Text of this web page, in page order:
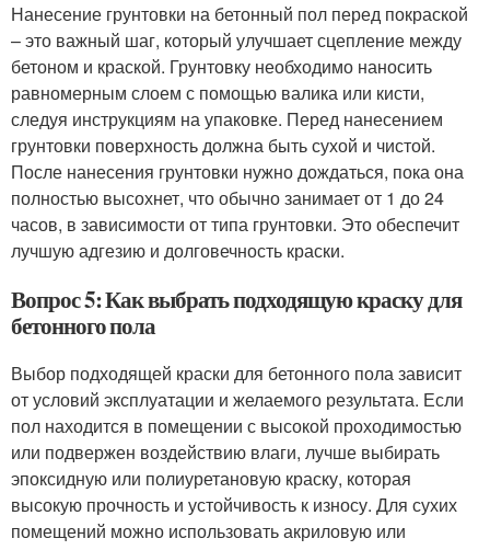
Нанесение грунтовки на бетонный пол перед покраской
– это важный шаг, который улучшает сцепление между
бетоном и краской. Грунтовку необходимо наносить
равномерным слоем с помощью валика или кисти,
следуя инструкциям на упаковке. Перед нанесением
грунтовки поверхность должна быть сухой и чистой.
После нанесения грунтовки нужно дождаться, пока она
полностью высохнет, что обычно занимает от 1 до 24
часов, в зависимости от типа грунтовки. Это обеспечит
лучшую адгезию и долговечность краски.
Вопрос 5: Как выбрать подходящую краску для
бетонного пола
Выбор подходящей краски для бетонного пола зависит
от условий эксплуатации и желаемого результата. Если
пол находится в помещении с высокой проходимостью
или подвержен воздействию влаги, лучше выбирать
эпоксидную или полиуретановую краску, которая
высокую прочность и устойчивость к износу. Для сухих
помещений можно использовать акриловую или